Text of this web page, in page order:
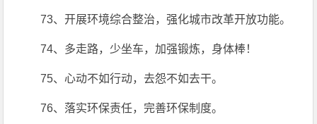
73、开展环境综合整治，强化城市改革开放功能。
74、多走路，少坐车，加强锻炼，身体棒！
75、心动不如行动，去怨不如去干。
76、落实环保责任，完善环保制度。